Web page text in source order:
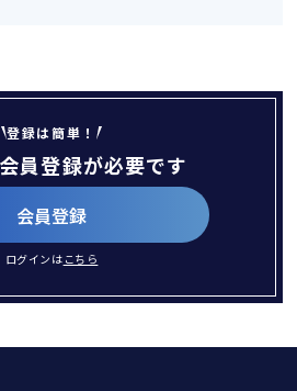
登録は簡単！
員登録が必要です
会員登録
ログインは こちら